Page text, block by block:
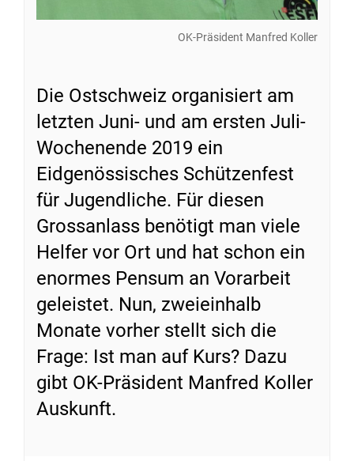
OK-Präsident Manfred Koller
Die Ostschweiz organisiert am
letzten Juni- und am ersten Juli-
Wochenende 2019 ein
Eidgenössisches Schützenfest
für Jugendliche. Für diesen
Grossanlass benötigt man viele
Helfer vor Ort und hat schon ein
enormes Pensum an Vorarbeit
geleistet. Nun, zweieinhalb
Monate vorher stellt sich die
Frage: Ist man auf Kurs? Dazu
gibt OK-Präsident Manfred Koller
Auskunft.